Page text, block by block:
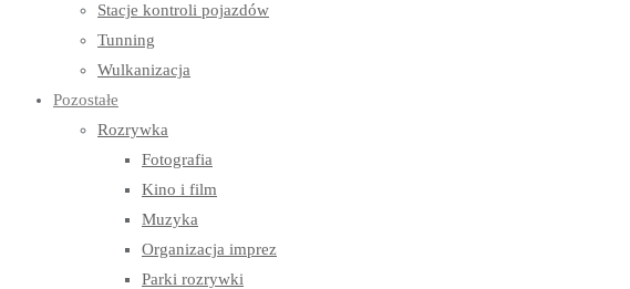
Stacje kontroli pojazdów
Tunning
Wulkanizacja
Pozostałe
Rozrywka
Fotografia
Kino i film
Muzyka
Organizacja imprez
Parki rozrywki